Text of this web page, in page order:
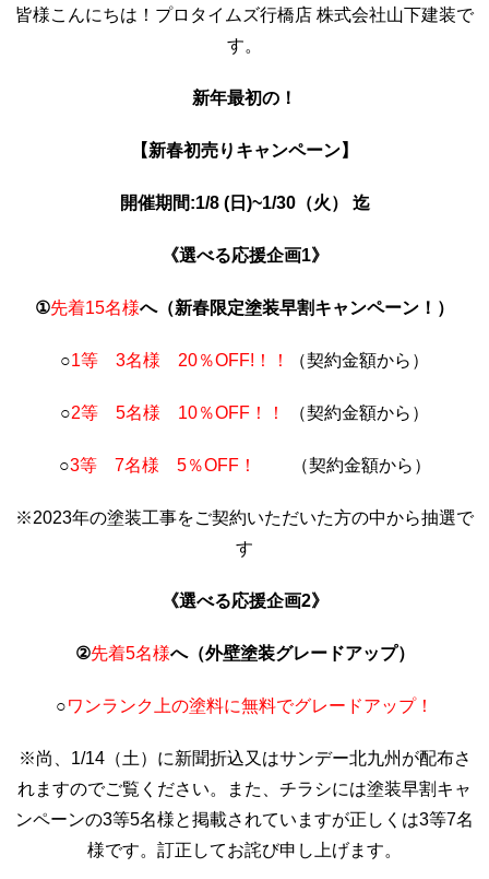
皆様こんにちは！プロタイムズ行橋店 株式会社山下建装で
す。
新年最初の！
【新春初売りキャンペーン】
開催期間:1/8 (日)~1/30（火） 迄
《選べる応援企画1》
①先着15名様へ（新春限定塗装早割キャンペーン！）
○1等 3名様 20％OFF!！！ （契約金額から）
○2等 5名様 10％OFF！！ （契約金額から）
○3等 7名様 5％OFF！ （契約金額から）
※2023年の塗装工事をご契約いただいた方の中から抽選で
す
《選べる応援企画2》
②先着5名様へ（外壁塗装グレードアップ）
○ワンランク上の塗料に無料でグレードアップ！
※尚、1/14（土）に新聞折込又はサンデー北九州が配布さ
れますのでご覧ください。また、チラシには塗装早割キャ
ンペーンの3等5名様と掲載されていますが正しくは3等7名
様です。訂正してお詫び申し上げます。